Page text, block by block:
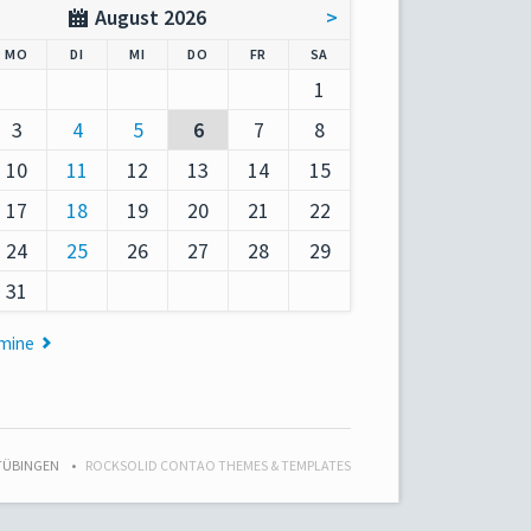
August 2026 >
MO DIENSTAG
MITTWOCH
DO NNERSTAG
FR SA
1
3 4 5 6 7
8
10 11 12 13 14
15
17 18 19 20 21
22
24 25 26 27 28
29
31
ROCKSOLID CONTAO THEMES & TEMPLATES